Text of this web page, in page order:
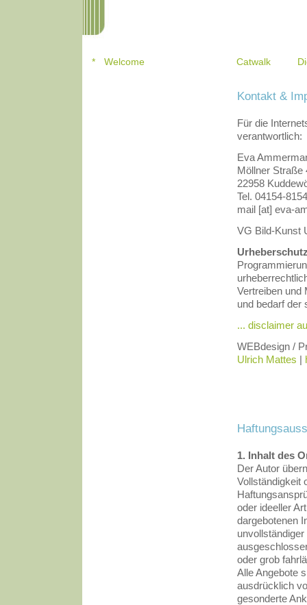
* Welcome Catwalk
Kontakt &
Für die
verantwortlich:
Eva
Möllner Straße
22958
Tel. 04154-
mail [at] eva-
VG Bild-Kunst
Vertreiben und
und bedarf der
... disclaimer
WEBdesign /
Ulrich Mattes |
1. Inhalt des
Der Autor
Vollständigkeit
oder ideeller
dargebotenen
oder grob
Alle Angebote
ausdrücklich
gesonderte